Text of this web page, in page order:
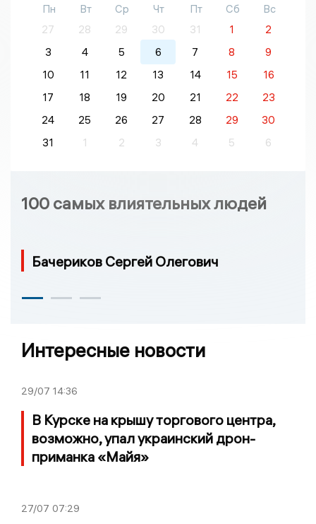
Пн Вт Ср Чт Пт Сб
Вс
27
28 29 30 31 1
2
3
4 5 6 7 8
9
10
11 12 13 14 15
16
17
18 19 20 21 22
23
24
25 26 27 28 29
30
31
1 2 3 4 5 6
100 самых влиятельных людей
Бачериков Сергей Олегович
Интересные новости
29/07 14:36
В Курске на крышу торгового центра,
возможно, упал украинский дрон-
приманка «Майя»
27/07 07:29